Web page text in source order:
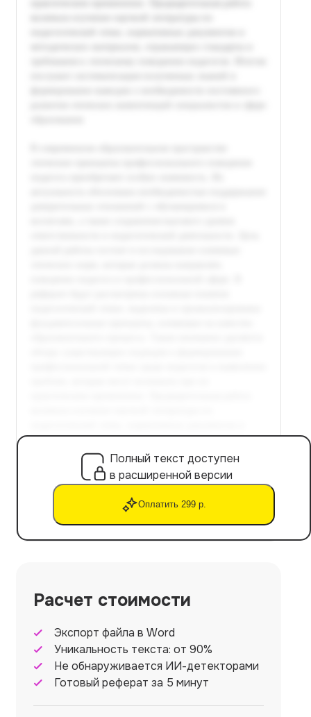
Полный текст доступен
в расширенной версии
Оплатить 299 р.
Расчет стоимости
Экспорт файла в Word
Уникальность текста: от 90%
Не обнаруживается ИИ-детекторами
Готовый реферат за 5 минут